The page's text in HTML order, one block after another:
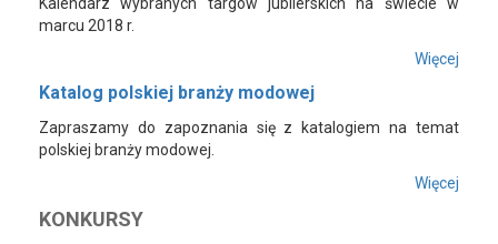
marcu 2018 r.
Więcej
Katalog polskiej branży modowej
Zapraszamy do zapoznania się z katalogiem na temat
polskiej branży modowej.
Więcej
KONKURSY